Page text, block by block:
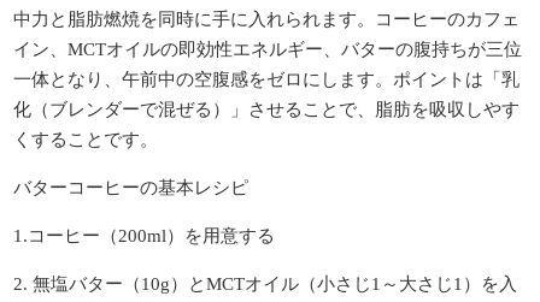
中力と脂肪燃焼を同時に手に入れられます。コーヒーのカフェ
イン、MCTオイルの即効性エネルギー、バターの腹持ちが三位
一体となり、午前中の空腹感をゼロにします。ポイントは「乳
化（ブレンダーで混ぜる）」させることで、脂肪を吸収しやす
くすることです。
バターコーヒーの基本レシピ
1.コーヒー（200ml）を用意する
2. 無塩バター（10g）とMCTオイル（小さじ1～大さじ1）を入